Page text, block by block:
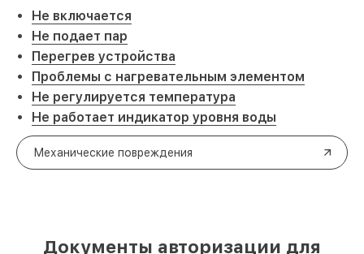
Не включается
Не подает пар
Перегрев устройства
Проблемы с нагревательным элементом
Не регулируется температура
Не работает индикатор уровня воды
Механические повреждения
Документы авторизации для